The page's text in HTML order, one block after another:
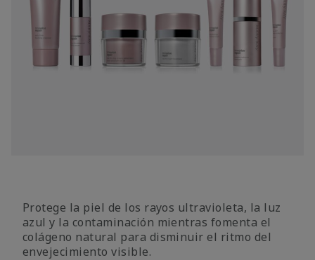
Protege la piel de los rayos ultravioleta, la luz
azul y la contaminación mientras fomenta el
colágeno natural para disminuir el ritmo del
envejecimiento visible.